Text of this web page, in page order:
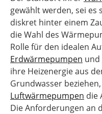
gewählt werden, sei
diskret hinter einem
die Wahl des
Rolle für den idealen
Erdwärmepumpen und
ihre Heizenergie aus
Grundwasser
Luftwärmepumpen die
Die Anforderungen an